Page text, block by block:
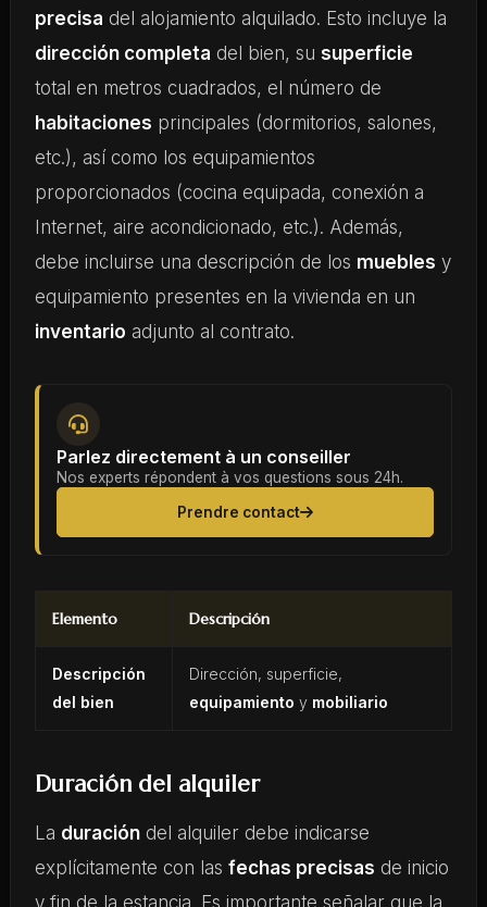
precisa del alojamiento alquilado. Esto incluye la
dirección completa del bien, su superficie
total en metros cuadrados, el número de
habitaciones principales (dormitorios, salones,
etc.), así como los equipamientos
proporcionados (cocina equipada, conexión a
Internet, aire acondicionado, etc.). Además,
debe incluirse una descripción de los muebles y
equipamiento presentes en la vivienda en un
inventario adjunto al contrato.
Parlez directement à un conseiller
Nos experts répondent à vos questions sous 24h.
Prendre contact
Elemento Descripción
Descripción
del bien
Dirección, superficie,
equipamiento y mobiliario
Duración del alquiler
La duracióndel alquiler debe indicarse
explícitamente con las fechas precisas de inicio